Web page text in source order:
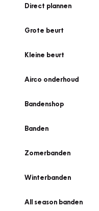
Direct plannen
Grote beurt
Kleine beurt
Airco onderhoud
Bandenshop
Banden
Zomerbanden
Winterbanden
All season banden